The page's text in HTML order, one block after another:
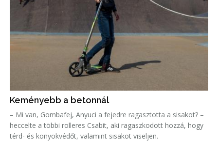
Keményebb a betonnál
– Mi van, Gombafej, Anyuci a fejedre ragasztotta a sisakot? –
heccelte a többi rolleres Csabit, aki ragaszkodott hozzá, hogy
térd- és könyökvédőt, valamint sisakot viseljen.